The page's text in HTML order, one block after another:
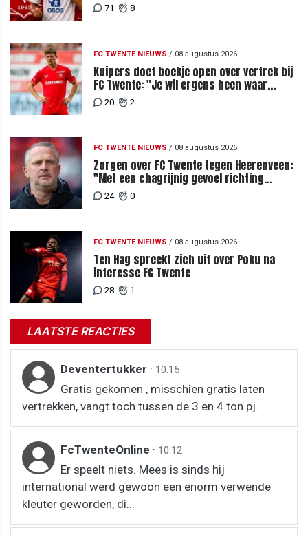
71 8
FC TWENTE NIEUWS / 08 augustus 2026
Kuipers doet boekje open over vertrek bij
FC Twente: "Je wil ergens heen waar
mensen je waarderen"
20 2
FC TWENTE NIEUWS / 08 augustus 2026
Zorgen over FC Twente tegen Heerenveen:
"Met een chagrijnig gevoel richting
Slowakije"
24 0
FC TWENTE NIEUWS / 08 augustus 2026
Ten Hag spreekt zich uit over Poku na
interesse FC Twente
28 1
LAATSTE REACTIES
Deventertukker · 10:15
Gratis gekomen , misschien gratis laten
vertrekken, vangt toch tussen de 3 en 4 ton pj.
FcTwenteOnline · 10:12
Er speelt niets. Mees is sinds hij
international werd gewoon een enorm verwende
kleuter geworden, di...